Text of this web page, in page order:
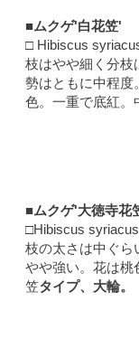
■ムクゲ'白花笠'
□ Hibiscus
枝はやや細く分枝
勢はともに中程度
色。一重で底紅。
■ムクゲ'大徳寺花
□Hibiscus
枝の太さは中ぐら
やや強い。花は桃
笠タイプ、大輪。